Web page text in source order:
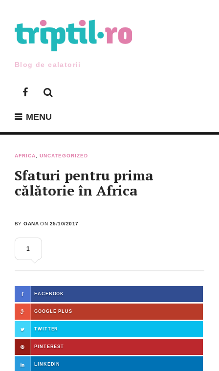
content
Blog de calatorii
Facebook
MENU
AFRICA UNCATEGORIZED
Sfaturi pentru prima
călătorie în Africa
BYOANA ON 25/10/2017
1
FACEBOOK
GOOGLE PLUS
TWITTER
PINTEREST
LINKEDIN